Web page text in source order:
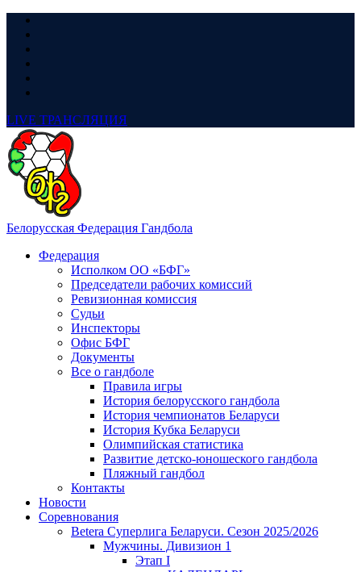
LIVE ТРАНСЛЯЦИЯ
Белорусская Федерация Гандбола
Федерация
Исполком ОО «БФГ»
Председатели рабочих комиссий
Ревизионная комиссия
Судьи
Инспекторы
Офис БФГ
Документы
Все о гандболе
Правила игры
История белорусского гандбола
История чемпионатов Беларуси
История Кубка Беларуси
Олимпийская статистика
Развитие детско-юношеского гандбола
Пляжный гандбол
Контакты
Новости
Соревнования
Betera Суперлига Беларуси. Сезон 2025/2026
Мужчины. Дивизион 1
Этап I